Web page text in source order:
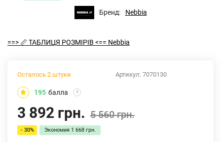
Бренд: Nebbia
==> 📏 ТАБЛИЦЯ РОЗМІРІВ <== Nebbia
Артикул: 7070130
Осталось 2 штуки
195 балла ?
3 892 грн. 5 560 грн.
- 30% Экономия 1 668 грн.